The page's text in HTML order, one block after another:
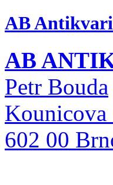
AB
AB
Petr Bouda
Kounicova
602 00